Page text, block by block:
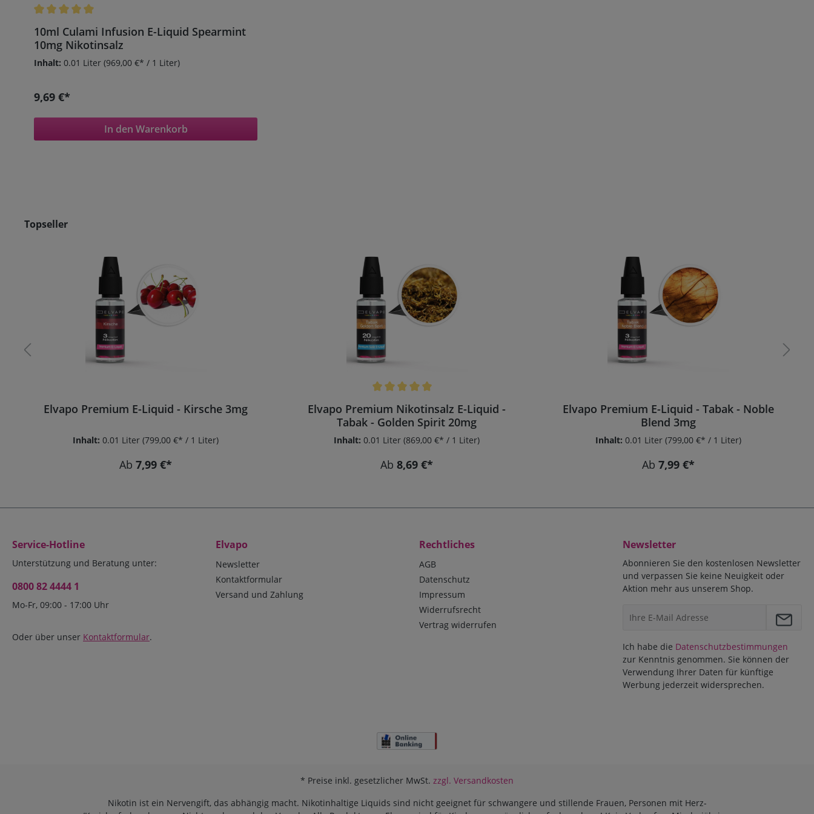
10ml Culami Infusion E-Liquid Spearmint
10mg Nikotinsalz
Inhalt: 0.01 Liter (969,00 €* / 1 Liter)
9,69 €*
In den Warenkorb
Produktgalerie überspringen
Topseller
Elvapo Premium Nikotinsalz E-Liquid -
Inhalt:0.01 Liter(869,00 €* / 1 Liter)
Ab8,69 €*
Elvapo Premium E-Liquid - Tabak - Noble
Blend 3mg
Inhalt:0.01 Liter(799,00 €* / 1 Liter)
Ab7,99 €*
Elvapo Premium E-Liquid - Tabak - Golden
Spirit 9mg
Inhalt: 0.01 Liter (799,00 €* / 1 Liter)
Ab 7,99 €*
Service-Hotline
Unterstützung und Beratung unter:
0800 82 4444 1
Mo-Fr, 09:00 - 17:00 Uhr
Oder über unser Kontaktformular.
Elvapo
Newsletter
Kontaktformular
Versand und Zahlung
Rechtliches
AGB
Datenschutz
Impressum
Widerrufsrecht
Vertrag widerrufen
Newsletter
Abonnieren Sie den kostenlosen Newsletter
und verpassen Sie keine Neuigkeit oder
Aktion mehr aus unserem Shop.
Ich habe die Datenschutzbestimmungen
zur Kenntnis genommen. Sie können der
Verwendung Ihrer Daten für künftige
Werbung jederzeit widersprechen.
* Preise inkl. gesetzlicher MwSt. zzgl. Versandkosten
Nikotin ist ein Nervengift, das abhängig macht. Nikotinhaltige Liquids sind nicht geeignet für schwangere und stillende Frauen, Personen mit Herz-